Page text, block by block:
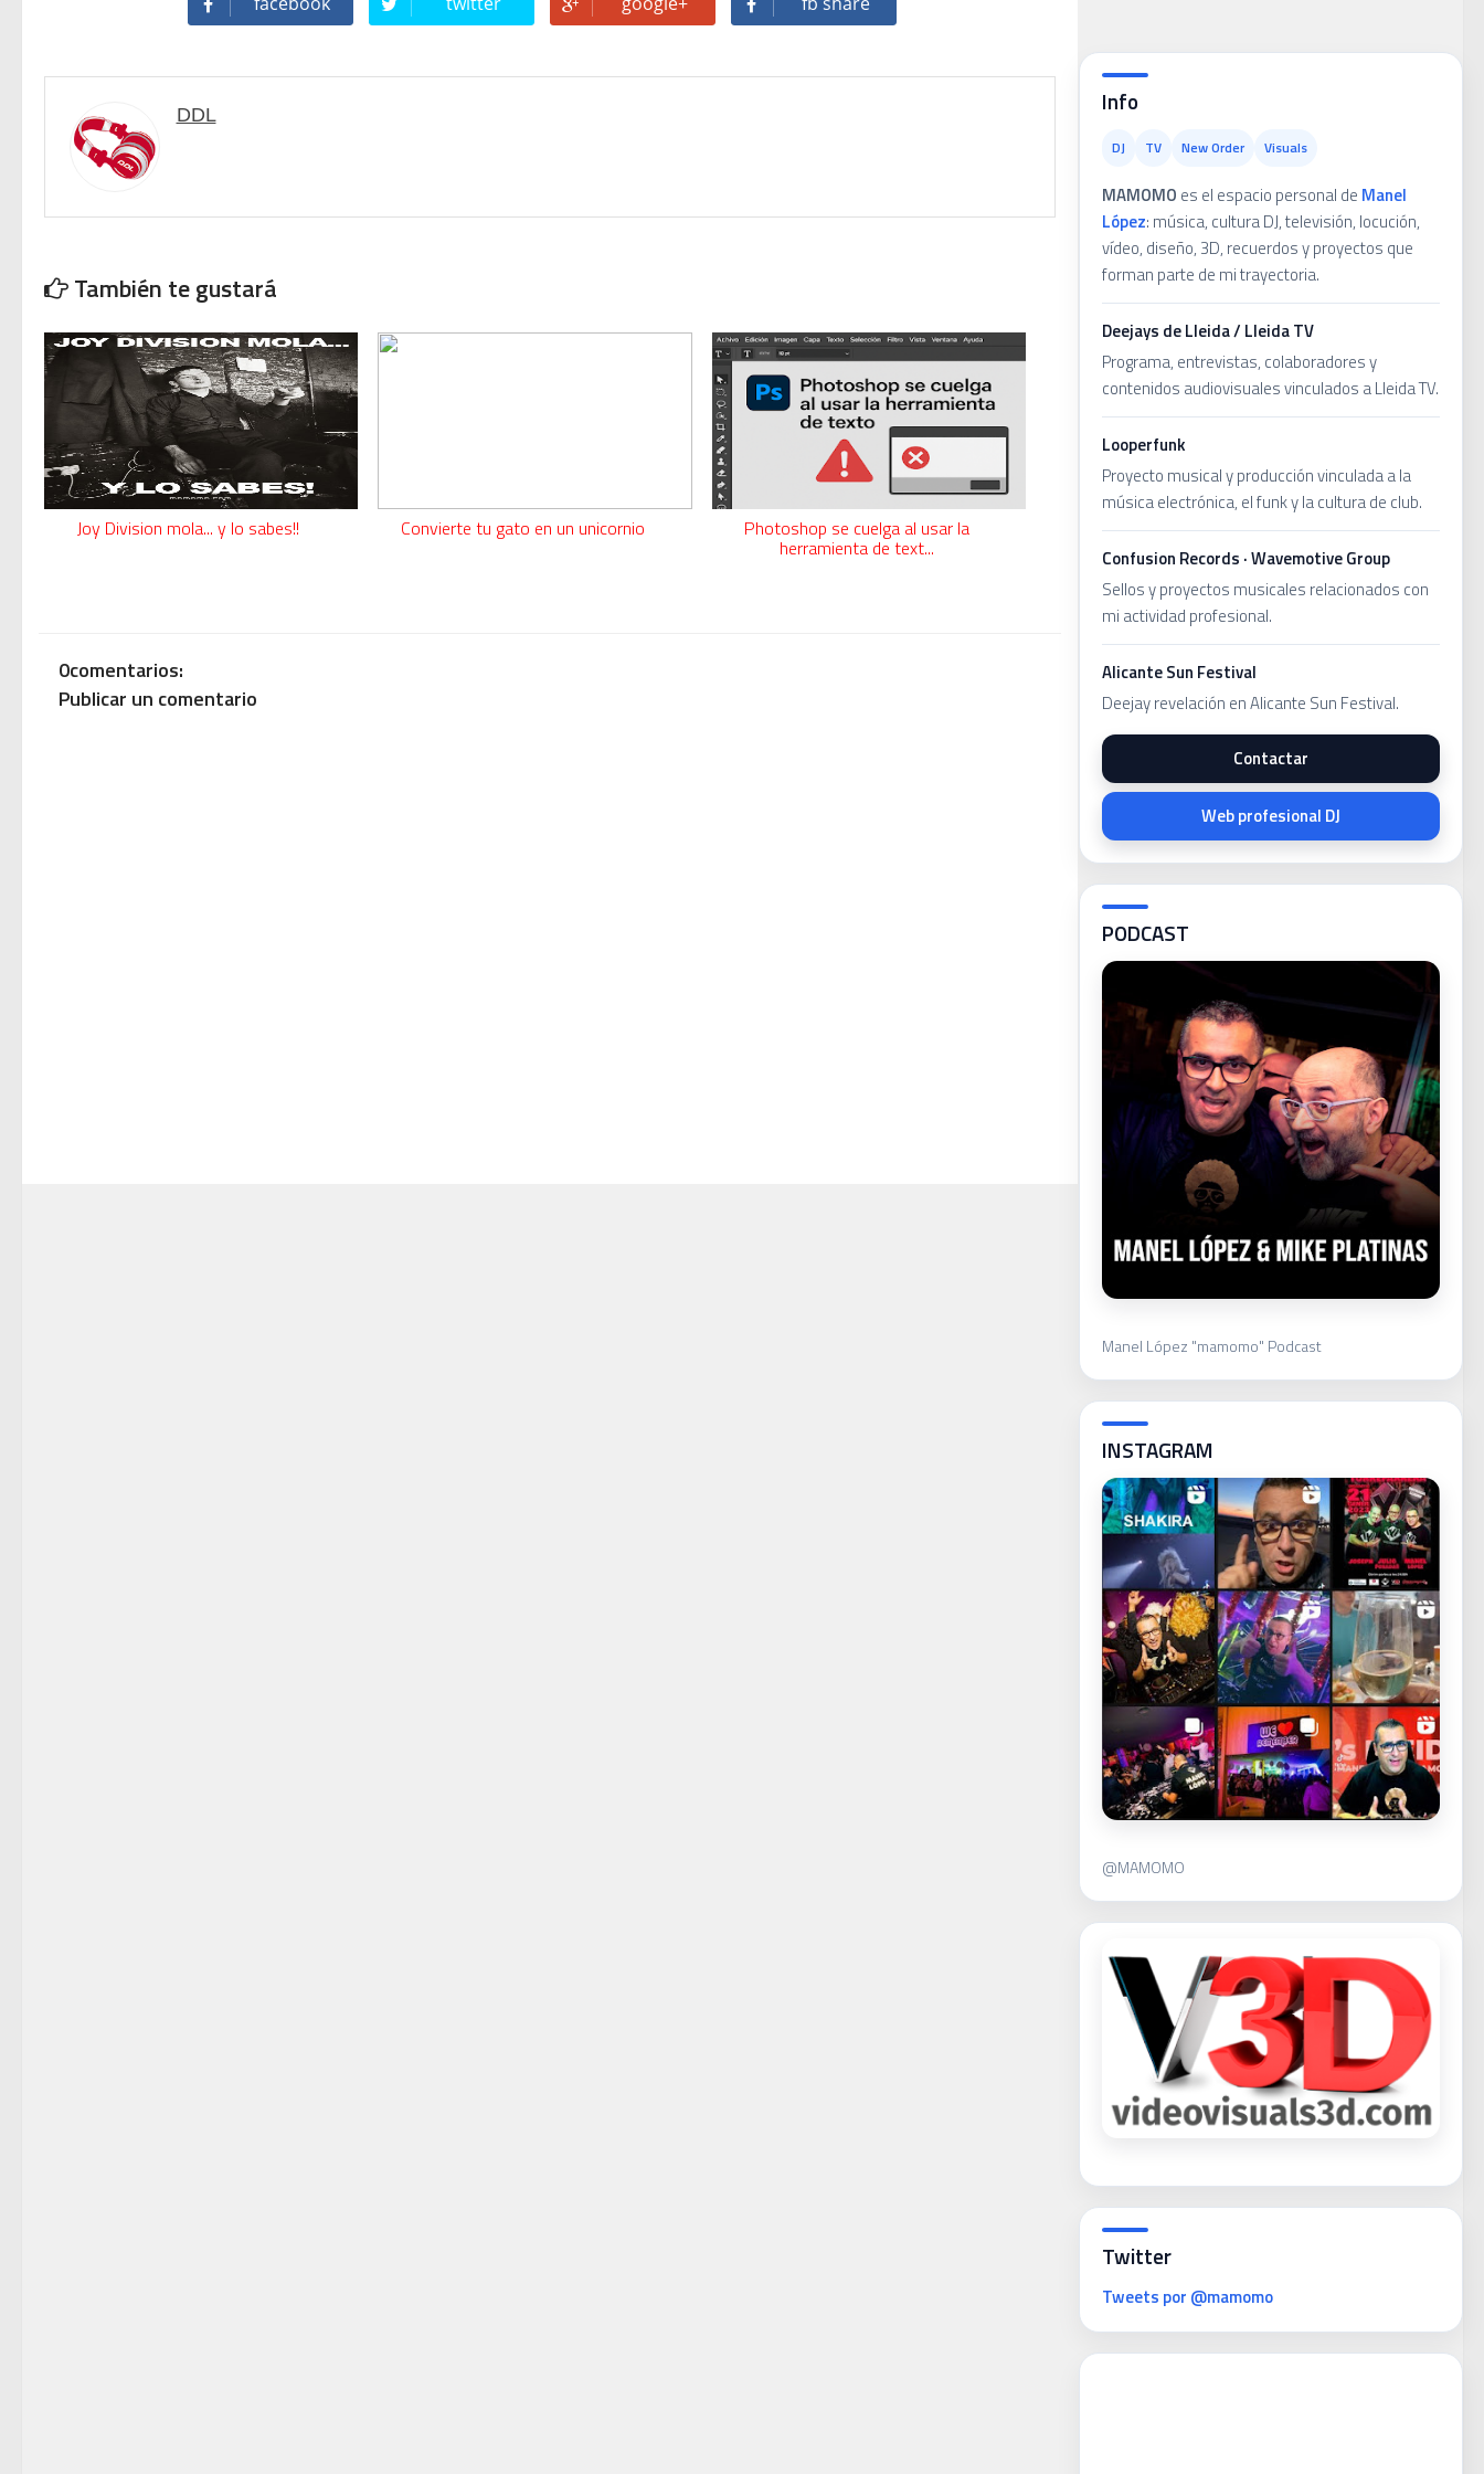
DDL
También te gustará
Joy Division mola... y lo sabes!! Convierte tu gato en un unicornio Photoshop se cuelga al usar la
herramienta de text...
0comentarios:
Publicar un comentario
Info
DJ TV New Order Visuals
MAMOMO es el espacio personal de Manel
López: música, cultura DJ, televisión, locución,
vídeo, diseño, 3D, recuerdos y proyectos que
forman parte de mi trayectoria.
Deejays de Lleida / Lleida TV
Programa, entrevistas, colaboradores y
contenidos audiovisuales vinculados a Lleida TV.
Looperfunk
Proyecto musical y producción vinculada a la
música electrónica, el funk y la cultura de club.
Confusion Records · Wavemotive Group
Sellos y proyectos musicales relacionados con
mi actividad profesional.
Alicante Sun Festival
Deejay revelación en Alicante Sun Festival.
Contactar
Web profesional DJ
PODCAST
Manel López "mamomo" Podcast
INSTAGRAM
@MAMOMO
Twitter
Tweets por @mamomo